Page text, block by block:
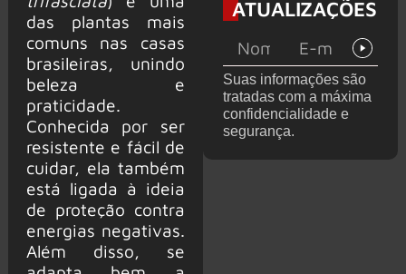
das plantas mais
comuns nas casas
brasileiras, unindo
beleza e
praticidade.
Conhecida por ser
resistente e fácil de
cuidar, ela também
está ligada à ideia
de proteção contra
energias negativas.
Além disso, se
palcos
To Life’ é
ATUALIZAÇÕES
Suas informações são
tratadas com a máxima
confidencialidade e
segurança.